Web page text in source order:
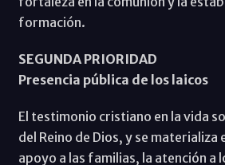
formación.
SEGUNDA PRIORIDAD
Presencia pública de los laicos
El testimonio cristiano en la vida
del Reino de Dios, y se materializa
apoyo a las familias, la atención a